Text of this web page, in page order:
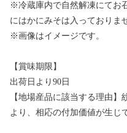
※冷蔵庫内で自然解凍にてお
にはかにみそは入っておりま
※画像はイメージです。
【賞味期限】
出荷日より90日
【地場産品に該当する理由
より、相応の付加価値が生じ